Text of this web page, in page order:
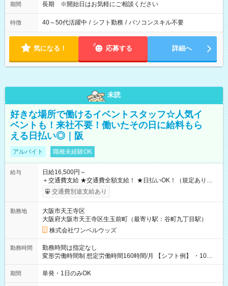
期間 長期 ※開始日はお気軽にご相談ください
特徴 40～50代活躍中 / シフト勤務 / パソコンスキル不要
気になる！ 応募する 詳細へ
未読
好きな場所で働けるイベントスタッフ☆人気イ
ベントも！来社不要！働いたその日に給料もら
える日払い◎｜阪
アルバイト 職種未経験OK
給与
日給16,500円～
＋交通費支給 ★交通費全額支給！ ★日払いOK！（規定あり） ┗
働いたその日に現金GET♪ お仕事後はコンビニATMから 日払
交通費別途支給あり
勤務地
大阪市天王寺区
大阪府大阪市天王寺区生玉前町（最寄り駅：谷町九丁目駅）
株式会社ワンベルウッズ
勤務時間
勤務時間は指定なし
変形労働時間制 想定労働時間160時間/月 【シフト例】 ・10：
00～20：00
期間 単発・1日のみOK